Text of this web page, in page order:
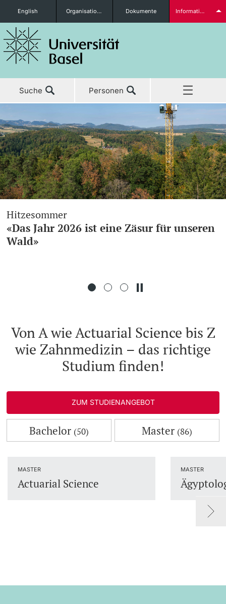
Studieninteressierte
weitere Informationen
Studierende
Fördernde & Alumni
English Organisationseinheiten Dokumente Informationen für...
Suche Personen
Aktuell
Studium
Forschung
Lehre
Weiterbildung
Hitzesommer
«Das Jahr 2026 ist eine Zäsur für unseren
Wald»
Von A wie Actuarial Science bis Z
wie Zahnmedizin – das richtige
Studium finden!
ZUM STUDIENANGEBOT
Bachelor (50) Master (86)
MASTER
Actuarial Science
MASTER